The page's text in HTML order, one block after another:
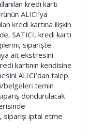
kredi kartı
ALICI’ya
kredi kartına ilişkin
SATICI, kredi kartı
siparişte
ait ekstresini
kartının kendisine
ALICI’dan talep
belgeleri temin
dondurulacak
siparişi iptal etme